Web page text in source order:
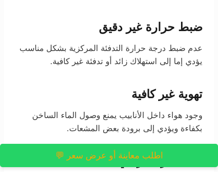
ضبط حرارة غير دقيق
عدم ضبط درجة حرارة التدفئة المركزية بشكل مناسب
يؤدي إما إلى استهلاك زائد أو تدفئة غير كافية.
تهوية غير كافية
وجود هواء داخل الأنابيب يمنع وصول الماء الساخن
بكفاءة ويؤدي إلى برودة بعض المشعات.
تنفيذ غير احترافي
اطلب معاينة أو عرض سعر 💬